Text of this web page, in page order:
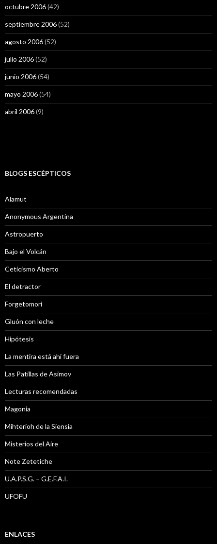
octubre 2006(42)
septiembre 2006(52)
agosto 2006(52)
julio 2006(52)
junio 2006(54)
mayo 2006(54)
abril 2006(9)
BLOGS ESCÉPTICOS
Alamut
Anonymous Argentina
Astropuerto
Bajo el Volcán
Ceticismo Aberto
El detractor
Forgetomori
Gluón con leche
Hipótesis
La mentira está ahi fuera
Las Patillas de Asimov
Lecturas recomendadas
Magonia
Mihterioh de la Siensia
Misterios del Aire
Note Zetetiche
U.A.P.S.G. – G.E.F.A.I.
UFOFU
ENLACES